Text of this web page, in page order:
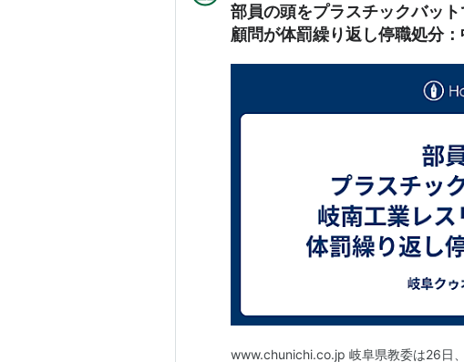
部員の頭をプラスチックバッ
顧問が体罰繰り返し停職処分
www.chunichi.co.jp 岐阜県教委は26日